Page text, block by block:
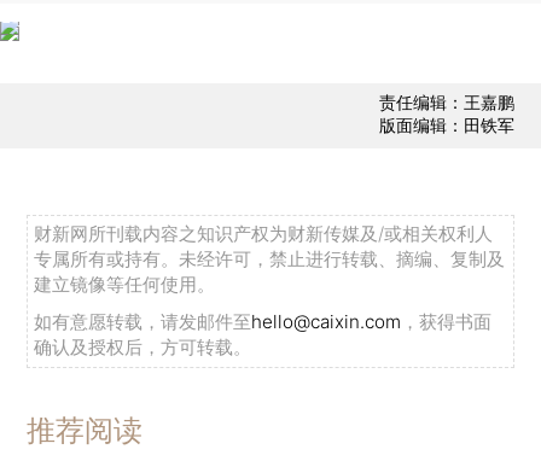
责任编辑：王嘉鹏
版面编辑：田铁军
财新网所刊载内容之知识产权为财新传媒及/或相关权利人
专属所有或持有。未经许可，禁止进行转载、摘编、复制及
建立镜像等任何使用。
如有意愿转载，请发邮件至hello@caixin.com ，获得书面
确认及授权后，方可转载。
推荐阅读